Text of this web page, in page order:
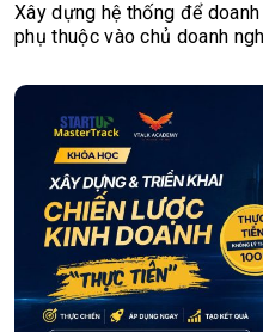
Xây dựng hệ thống để
phụ thuộc vào chủ doanh